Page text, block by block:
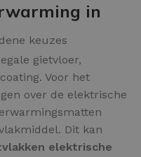
in
keuzes
gietvloer,
Voor het
over de elektrische
Dit kan
elektrische